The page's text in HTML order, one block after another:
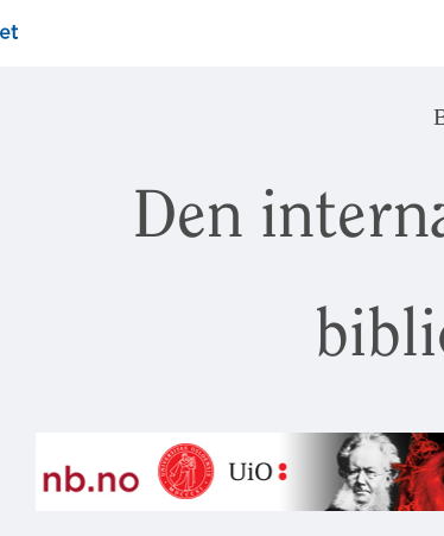
Den